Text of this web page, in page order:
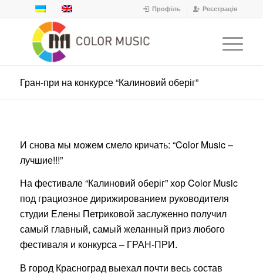
Профіль Реєстрація
Гран-при на конкурсе “Калиновий оберіг”
И снова мы можем смело кричать: “Color Music –
лучшие!!!”
На фестивале “Калиновий оберіг” хор Color Music
под грациозное дирижированием руководителя
студии Елены Петриковой заслуженно получил
самый главный, самый желанный приз любого
фестиваля и конкурса – ГРАН-ПРИ.
В город Красноград выехал почти весь состав